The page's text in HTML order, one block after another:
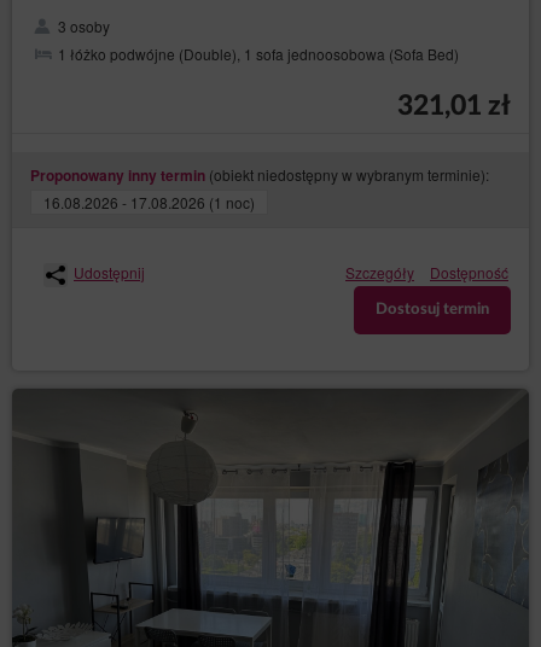
3 osoby
1 łóżko podwójne (Double), 1 sofa jednoosobowa (Sofa Bed)
321,01 zł
Proponowany inny termin (obiekt niedostępny w wybranym terminie):
16.08.2026 - 17.08.2026 (1 noc)
Udostępnij Szczegóły Dostępność
Dostosuj termin